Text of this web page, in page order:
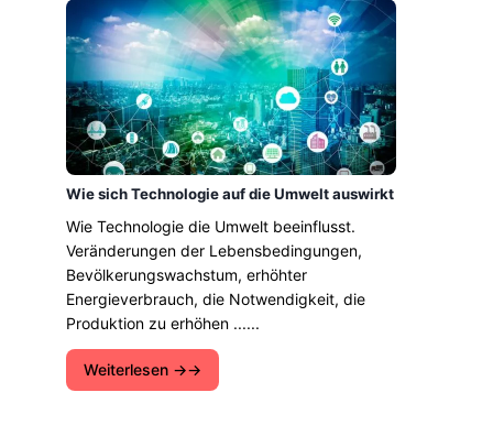
Wie sich Technologie auf die Umwelt auswirkt
Wie Technologie die Umwelt beeinflusst.
Veränderungen der Lebensbedingungen,
Bevölkerungswachstum, erhöhter
Energieverbrauch, die Notwendigkeit, die
Produktion zu erhöhen ......
Weiterlesen →